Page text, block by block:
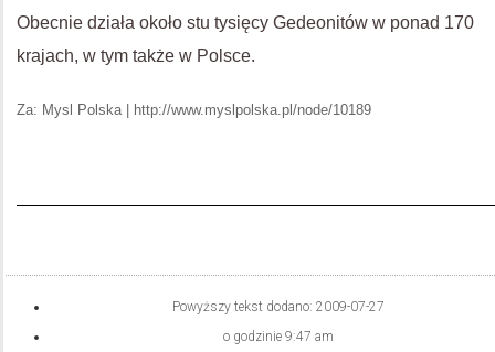
Obecnie działa około stu tysięcy Gedeonitów w ponad 170
krajach, w tym także w Polsce.
Za: Mysl Polska | http://www.myslpolska.pl/node/10189
Powyższy tekst dodano: 2009-07-27
o godzinie 9:47 am